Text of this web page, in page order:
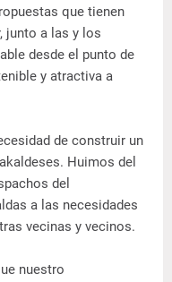
que tienen
junto a las y los
desde el punto de
y atractiva a
de construir un
Huimos del
del
a las necesidades
vecinas y vecinos.
nuestro